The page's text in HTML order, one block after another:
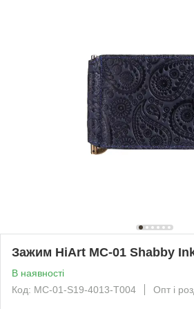
Зажим HiArt MC-01 Shabby
В наявності
Код: MC-01-S19-4013-T004
Опт і